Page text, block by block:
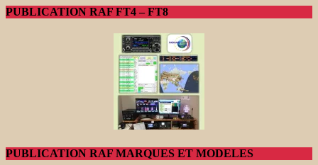
PUBLICATION RAF FT4 – FT8
PUBLICATION RAF MARQUES ET MODELES